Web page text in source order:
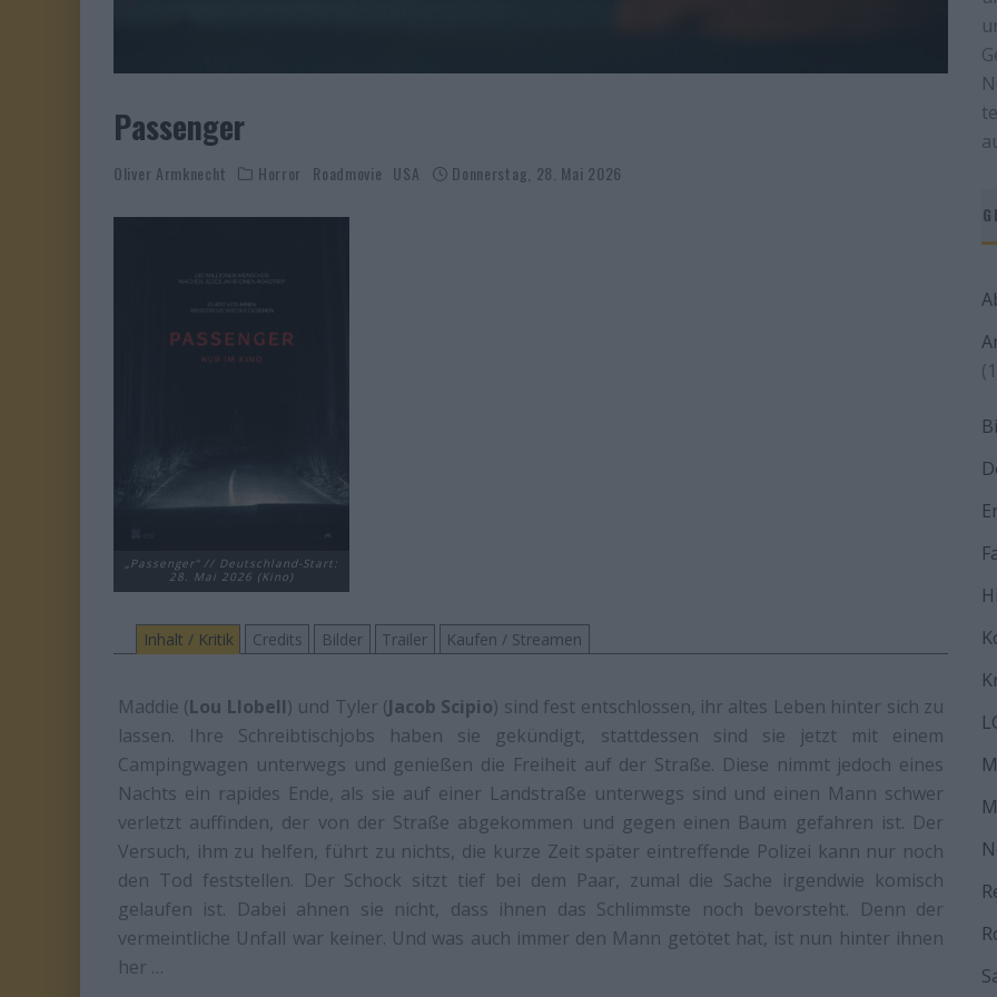
Passenger
Oliver Armknecht Horror Roadmovie USA Donnerstag, 28. Mai 2026
„Passenger“ // Deutschland-Start:
28. Mai 2026 (Kino)
Inhalt / Kritik Credits Bilder Trailer Kaufen / Streamen
Maddie (Lou Llobell) und Tyler (Jacob Scipio) sind fest entschlossen, ihr altes Leben hinter sich zu
lassen. Ihre Schreibtischjobs haben sie gekündigt, stattdessen sind sie jetzt mit einem
Campingwagen unterwegs und genießen die Freiheit auf der Straße. Diese nimmt jedoch eines
Nachts ein rapides Ende, als sie auf einer Landstraße unterwegs sind und einen Mann schwer
verletzt auffinden, der von der Straße abgekommen und gegen einen Baum gefahren ist. Der
Versuch, ihm zu helfen, führt zu nichts, die kurze Zeit später eintreffende Polizei kann nur noch
den Tod feststellen. Der Schock sitzt tief bei dem Paar, zumal die Sache irgendwie komisch
gelaufen ist. Dabei ahnen sie nicht, dass ihnen das Schlimmste noch bevorsteht. Denn der
vermeintliche Unfall war keiner. Und was auch immer den Mann getötet hat, ist nun hinter ihnen
her …